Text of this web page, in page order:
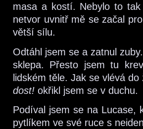
masa a kostí. Nebylo to
netvor uvnitř mě se začal
větší sílu.
Odtáhl jsem se a zatnul
sklepa. Přesto jsem tu
lidském těle. Jak se vlévá
dost! okřikl jsem se v duchu.
Podíval jsem se na Lucase,
pytlíkem ve své ruce s